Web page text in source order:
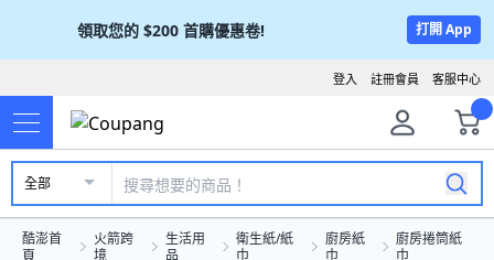
領取您的 $200 首購優惠卷! 打開 App
客服中心
註冊會員
登入
全部
酷澎首
頁
火箭跨
境
生活用
品
衛生紙/紙
巾
廚房紙
巾
廚房捲筒紙
巾